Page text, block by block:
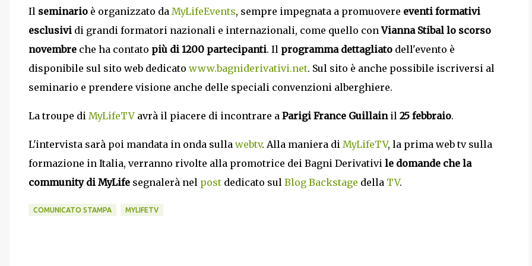
Il seminario è organizzato da MyLifeEvents, sempre impegnata a promuovere eventi formativi
esclusivi di grandi formatori nazionali e internazionali, come quello conVianna Stibal lo scorso
novembre che ha contato più di 1200 partecipanti. Il programma dettagliato dell'evento è
disponibile sul sito web dedicato www.bagniderivativi.net. Sul sito è anche possibile iscriversi al
seminario e prendere visione anche delle speciali convenzioni alberghiere.
La troupe di MyLifeTV avrà il piacere di incontrare a Parigi France Guillainil 25 febbraio.
L'intervista sarà poi mandata in onda sulla webtv. Alla maniera di MyLifeTV, la prima web tv sulla
formazione in Italia, verranno rivolte alla promotrice dei Bagni Derivativi le domande che la
community di MyLife segnalerà nel post dedicato sul Blog Backstage della TV.
COMUNICATO STAMPA MYLIFETV